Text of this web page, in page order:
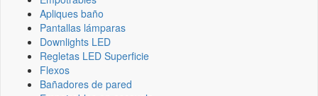
Apliques baño
Pantallas lámparas
Downlights LED
Regletas LED Superficie
Flexos
Bañadores de pared